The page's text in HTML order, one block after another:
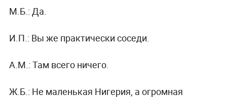
М.Б.: Да.
И.П.: Вы же практически соседи.
А.М.: Там всего ничего.
Ж.Б.: Не маленькая Нигерия, а огромная